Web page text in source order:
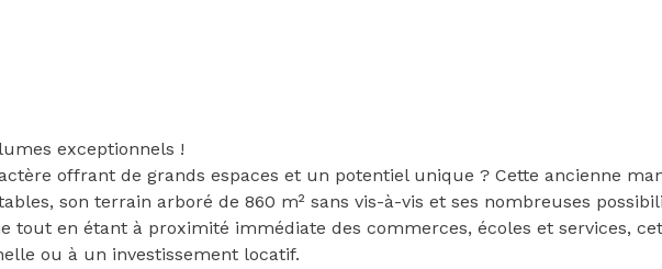
exceptionnels !
offrant de grands espaces et un potentiel unique ? Cette ancienne
son terrain arboré de 860 m² sans vis-à-vis et ses nombreuses
tout en étant à proximité immédiate des commerces, écoles et services,
ou à un investissement locatif.